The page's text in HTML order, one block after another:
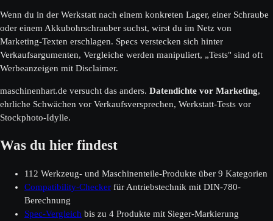
Wenn du in der Werkstatt nach einem konkreten Lager, einer Schraube
oder einem Akkubohrschrauber suchst, wirst du im Netz von
Marketing-Texten erschlagen. Specs verstecken sich hinter
Verkaufsargumenten, Vergleiche werden manipuliert, „Tests" sind oft
Werbeanzeigen mit Disclaimer.
maschinenhart.de versucht das anders. Datendichte vor Marketing,
ehrliche Schwächen vor Verkaufsversprechen, Werkstatt-Tests vor
Stockphoto-Idylle.
Was du hier findest
112 Werkzeug- und Maschinenteile-Produkte über 9 Kategorien
Compatibility-Checker für Antriebstechnik mit DIN-780-
Berechnung
Spec-Vergleich bis zu 4 Produkte mit Sieger-Markierung